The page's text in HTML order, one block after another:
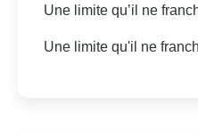
Une limite qu’il ne
Une limite qu'il ne